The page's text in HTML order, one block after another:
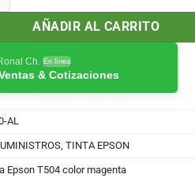
AÑADIR AL CARRITO
Ch. En línea
& Cotizaciones
AL
,TINTA EPSON
Epson T504 color magenta